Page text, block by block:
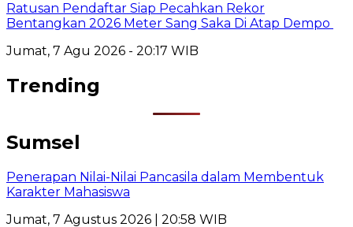
Ratusan Pendaftar Siap Pecahkan Rekor
Bentangkan 2026 Meter Sang Saka Di Atap Dempo
Jumat, 7 Agu 2026 - 20:17 WIB
Trending
Sumsel
Penerapan Nilai-Nilai Pancasila dalam Membentuk
Karakter Mahasiswa
Jumat, 7 Agustus 2026 | 20:58 WIB